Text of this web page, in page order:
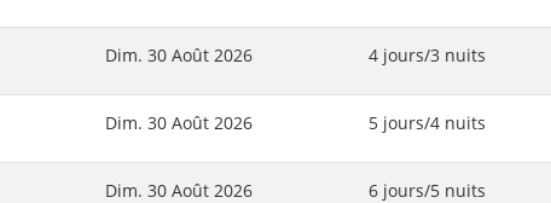
Dim. 30 Août 2026 4 jours/3 nuits
Dim. 30 Août 2026 5 jours/4 nuits
Dim. 30 Août 2026 6 jours/5 nuits